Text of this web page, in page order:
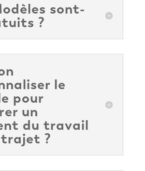
sont-
?
le
pour
un
du travail
?